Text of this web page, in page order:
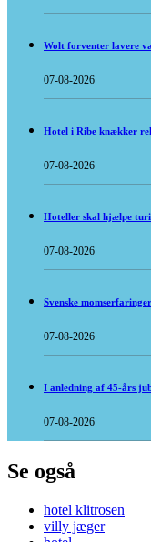
Wolt forventer lavere
07-08-2026
Hotel i Ribe knækker
07-08-2026
Hoteller skal hjælpe
07-08-2026
Svenske
07-08-2026
I anledning af 45-års
07-08-2026
Se også
hotel klitrosen
villy jæger